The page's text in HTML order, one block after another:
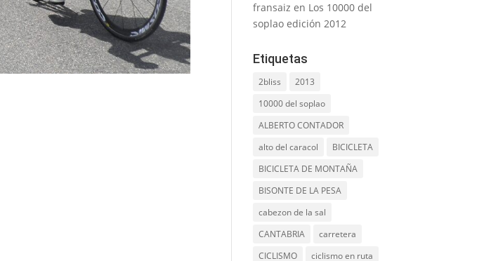
fransaiz en Los 10000 del
soplao edición 2012
Etiquetas
2bliss
2013
10000 del soplao
ALBERTO CONTADOR
alto del caracol
BICICLETA
BICICLETA DE MONTAÑA
BISONTE DE LA PESA
cabezon de la sal
CANTABRIA
carretera
CICLISMO
ciclismo en ruta